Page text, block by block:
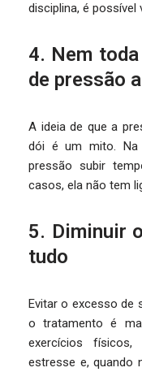
disciplina, é possível
4. Nem
de pressão
A ideia de que a
dói é um mito.
pressão subir
casos, ela não tem
5. Diminuir
tudo
Evitar o excesso de
o tratamento é
exercícios
estresse e, quando